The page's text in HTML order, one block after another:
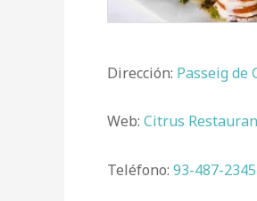
Dirección: Passeig de
Web: Citrus
Teléfono: 93-487-2345